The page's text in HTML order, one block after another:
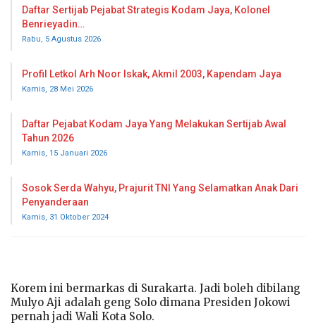
Daftar Sertijab Pejabat Strategis Kodam Jaya, Kolonel
Benrieyadin…
Rabu, 5 Agustus 2026
Profil Letkol Arh Noor Iskak, Akmil 2003, Kapendam Jaya
Kamis, 28 Mei 2026
Daftar Pejabat Kodam Jaya Yang Melakukan Sertijab Awal
Tahun 2026
Kamis, 15 Januari 2026
Sosok Serda Wahyu, Prajurit TNI Yang Selamatkan Anak Dari
Penyanderaan
Kamis, 31 Oktober 2024
Korem ini bermarkas di Surakarta. Jadi boleh dibilang
Mulyo Aji adalah geng Solo dimana Presiden Jokowi
pernah jadi Wali Kota Solo.